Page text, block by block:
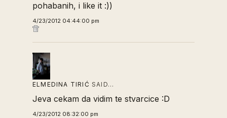
pohabanih, i like it :))
4/23/2012 04:44:00 pm
ELMEDINA TIRIĆ SAID…
Jeva cekam da vidim te stvarcice :D
4/23/2012 08:32:00 pm